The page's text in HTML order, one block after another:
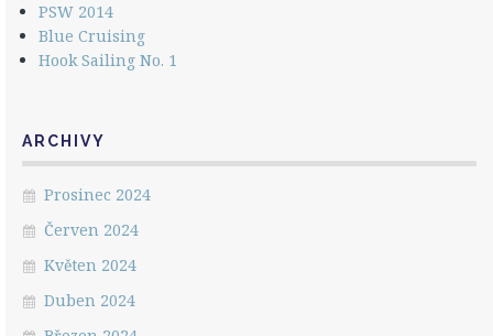
PSW 2014
Blue Cruising
Hook Sailing No. 1
ARCHIVY
Prosinec 2024
Červen 2024
Květen 2024
Duben 2024